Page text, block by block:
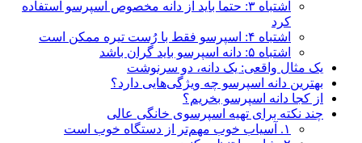
اشتباه ۳: حتماً باید از دانه مخصوص اسپرسو استفاده
کرد
اشتباه ۴: اسپرسو فقط با رُست تیره ممکن است
اشتباه ۵: دانه اسپرسو باید گران باشد
یک مثال واقعی: یک دانه، دو سرنوشت
بهترین دانه‌ اسپرسو چه ویژگی‌هایی دارد؟
از کجا دانه اسپرسو بخریم؟
چند نکته برای تهیه اسپرسوی خانگی عالی
۱. آسیاب خوب مهم‌تر از دستگاه خوب است